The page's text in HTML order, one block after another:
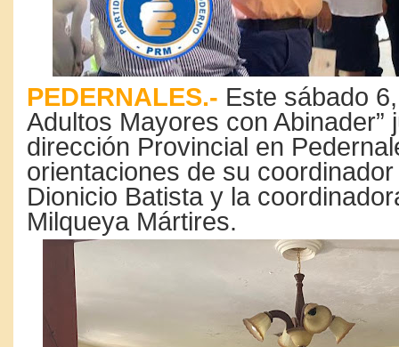
PEDERNALES.- Este sábado
Adultos Mayores con Abinader”
dirección Provincial en
orientaciones de su
Dionicio Batista y la
Milqueya Mártires.